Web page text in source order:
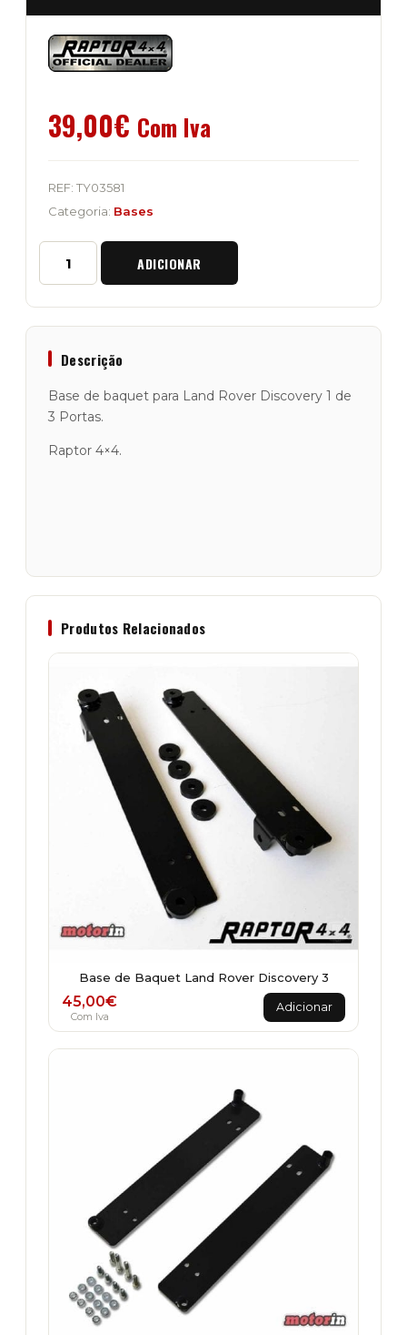
39,00€ Com Iva
REF: TY03581
Categoria: Bases
Quantidade
Base
Rover
Discovery
de
ADICIONAR
Descrição
Base de baquet para Land Rover Discovery 1 de
3 Portas.
Raptor 4×4.
Produtos Relacionados
Base de Baquet Land Rover Discovery 3
45,00€
Com Iva
Adicionar